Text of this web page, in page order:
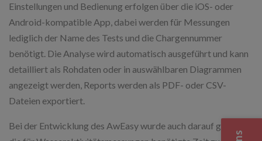
Einstellungen und Bedienung erfolgen über die iOS- oder
Android-kompatible App, dabei werden für Messungen
lediglich der Name des Tests und die Chargennummer
benötigt. Die Analyse wird automatisch ausgeführt und kann
detailliert als Rohdaten oder in auswählbaren Diagrammen
angezeigt werden, Reports werden als PDF- oder CSV-
Dateien exportiert.
Bei der Entwicklung des AwEasy wurde auch darauf geachtet,